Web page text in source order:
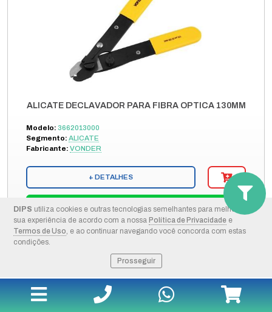
DIPS utiliza cookies e outras tecnologias semelhantes para melhorar a
sua experiência de acordo com a nossa Política de Privacidade e
Termos de Uso, e ao continuar navegando você concorda com estas
condições.
Prosseguir
ALICATE DECLAVADOR PARA FIBRA OPTICA 130MM
Modelo: 3662013000
Segmento: ALICATE
Fabricante: VONDER
+ DETALHES
COMPRAR PELO WHATSAPP
ORÇAMENTO POR E-MAIL